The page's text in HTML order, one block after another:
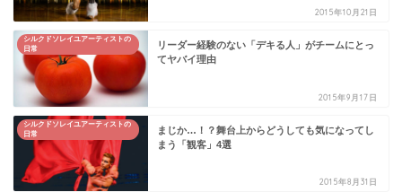
2015年10月21日
シルクドソレイユアーティストの
日常
リーダー経験のない「デキる人」がチームにとっ
てヤバイ理由
2015年9月17日
シルクドソレイユアーティストの
日常
まじか…！？舞台上からどうしても気になってし
まう「観客」4選
2015年8月31日